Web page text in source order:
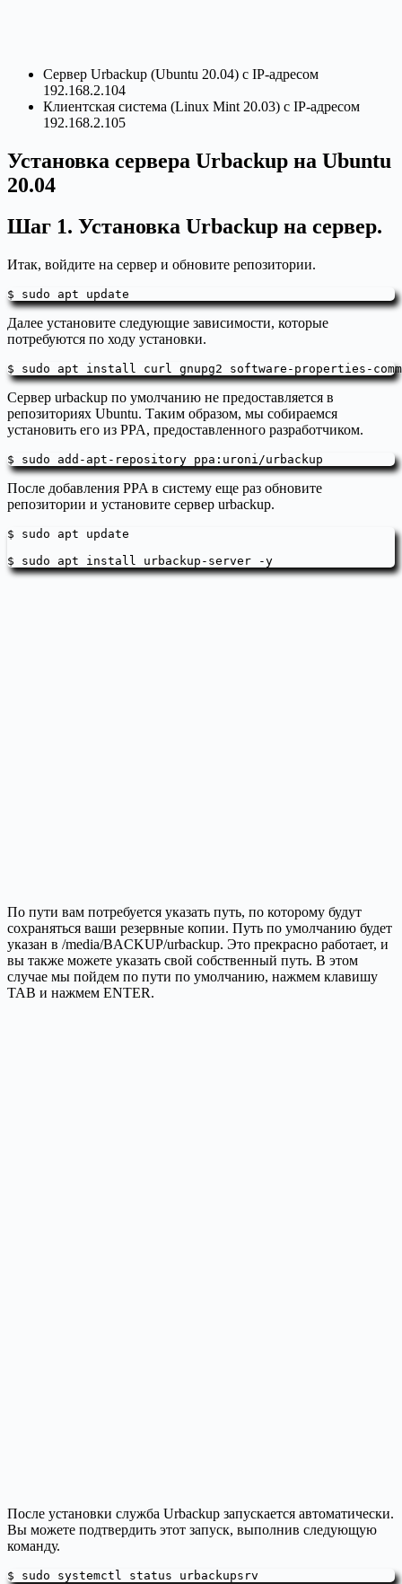
Сервер Urbackup (Ubuntu 20.04) с IP-адресом
192.168.2.104
Клиентская система (Linux Mint 20.03) с IP-адресом
192.168.2.105
Установка сервера Urbackup на Ubuntu
20.04
Шаг 1. Установка Urbackup на сервер.
Итак, войдите на сервер и обновите репозитории.
$ sudo apt update
Далее установите следующие зависимости, которые
потребуются по ходу установки.
$ sudo apt install curl gnupg2 software-properties-
Сервер urbackup по умолчанию не предоставляется в
репозиториях Ubuntu. Таким образом, мы собираемся
установить его из PPA, предоставленного разработчиком.
$ sudo add-apt-repository ppa:uroni/urbackup
После добавления PPA в систему еще раз обновите
репозитории и установите сервер urbackup.
$ sudo apt update
$ sudo apt install urbackup-server -y
По пути вам потребуется указать путь, по которому будут
сохраняться ваши резервные копии. Путь по умолчанию будет
указан в /media/BACKUP/urbackup. Это прекрасно работает, и
вы также можете указать свой собственный путь. В этом
случае мы пойдем по пути по умолчанию, нажмем клавишу
TAB и нажмем ENTER.
После установки служба Urbackup запускается автоматически.
Вы можете подтвердить этот запуск, выполнив следующую
команду.
$ sudo systemctl status urbackupsrv